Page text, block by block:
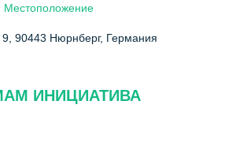
ИНИЦИАТИВА
Местоположение
9, 90443 Нюрнберг, Германия